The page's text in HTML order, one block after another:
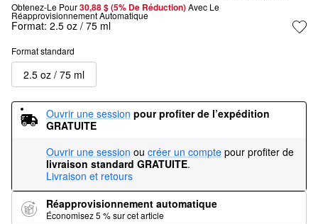
Obtenez-Le Pour30,88 $ (5% De Réduction) Avec Le
Réapprovisionnement Automatique
Format: 2.5 oz / 75 ml
Format standard
2.5 oz / 75 ml
Ouvrir une session pour profiter de l’expédition
GRATUITE
Ouvrir une session ou créer un compte pour profiter de
livraison standard GRATUITE.
Livraison et retours
Réapprovisionnement automatique
Économisez 5 % sur cet article